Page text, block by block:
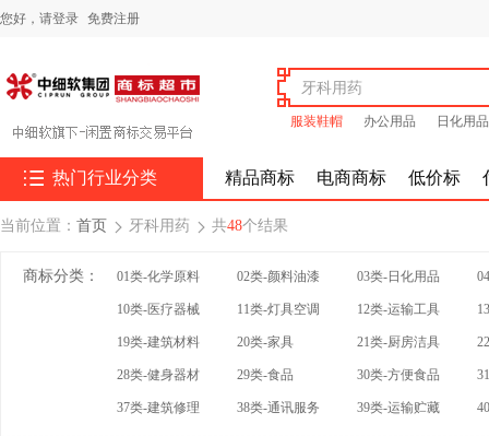
您好， 请登录 免费注册
服装鞋帽 办公用品 日化用品
 热门行业分类 精品商标 电商商标 低价标
当前位置： 首页  牙科用药  共48个结果
商标分类： 01类-化学原料 02类-颜料油漆 03类-日化用品
10类-医疗器械 11类-灯具空调 12类-运输工具
19类-建筑材料 20类-家具 21类-厨房洁具
28类-健身器材 29类-食品 30类-方便食品
37类-建筑修理 38类-通讯服务 39类-运输贮藏